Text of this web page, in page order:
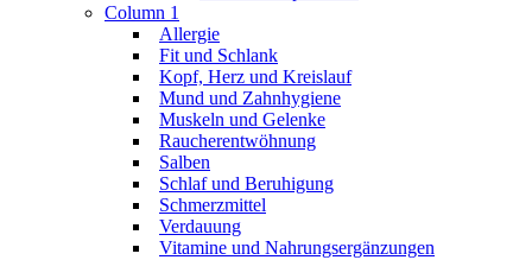
Column 1
Allergie
Fit und Schlank
Kopf, Herz und Kreislauf
Mund und Zahnhygiene
Muskeln und Gelenke
Raucherentwöhnung
Salben
Schlaf und Beruhigung
Schmerzmittel
Verdauung
Vitamine und Nahrungsergänzungen